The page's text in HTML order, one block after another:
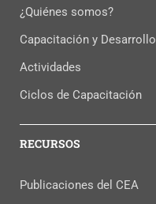
¿Quiénes somos?
Capacitación y Desarrollo
Actividades
Ciclos de Capacitación
RECURSOS
Publicaciones del CEA